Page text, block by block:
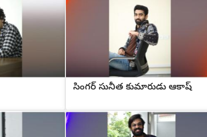
సింగర్ సునీత కుమారుడు ఆకాష్